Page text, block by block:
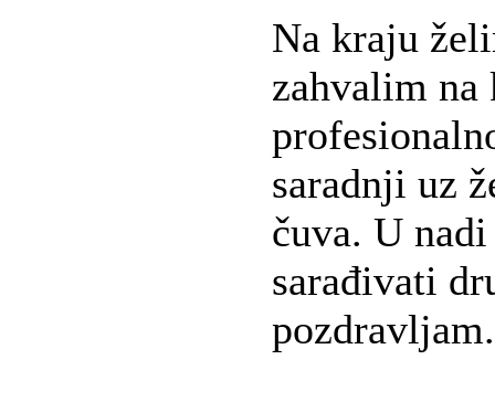
Na kraju
zahvalim na
saradnji uz
čuva. U
sarađivati
pozdravljam.